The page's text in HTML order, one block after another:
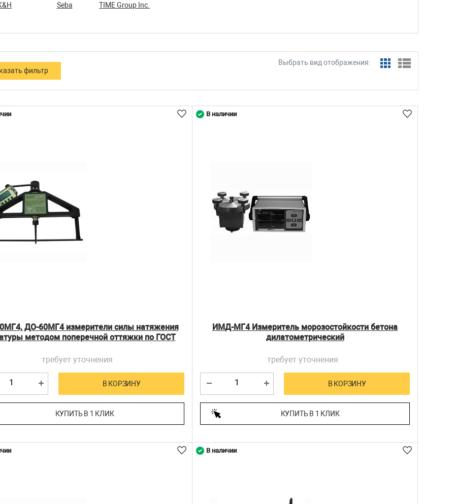
Seba TIME Group Inc.
Выбрать вид отображения:
ДО-60МГ4 измерители силы натяжения
методом поперечной оттяжки по ГОСТ
требует уточнения
В КОРЗИНУ
КУПИТЬ В 1 КЛИК
ИМД-МГ4 Измеритель морозостойкости бетона
дилатометрический
требует уточнения
В КОРЗИНУ
КУПИТЬ В 1 КЛИК
В наличии
В наличии